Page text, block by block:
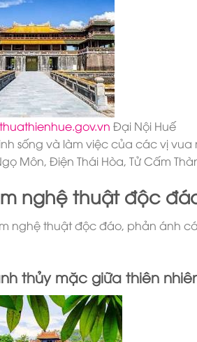
thuathienhue.gov.vnĐại Nội Huế
sống và làm việc của các vị
Môn, Điện Thái Hòa, Tử Cấm
nghệ thuật độc
nghệ thuật độc đáo, phản ánh
thủy mặc giữa thiên